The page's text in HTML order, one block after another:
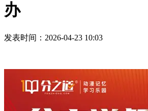
办
发表时间：2026-04-23 10:03